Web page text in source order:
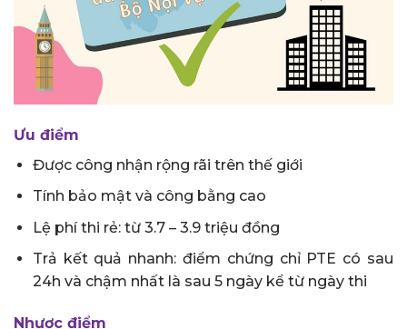
Ưu điểm
Được công nhận rộng rãi trên thế giới
Tính bảo mật và công bằng cao
Lệ phí thi rẻ: từ 3.7 – 3.9 triệu đồng
Trả kết quả nhanh: điểm chứng chỉ PTE có sau
24h và chậm nhất là sau 5 ngày kể từ ngày thi
Nhược điểm